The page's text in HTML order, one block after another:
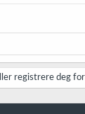
registrere deg